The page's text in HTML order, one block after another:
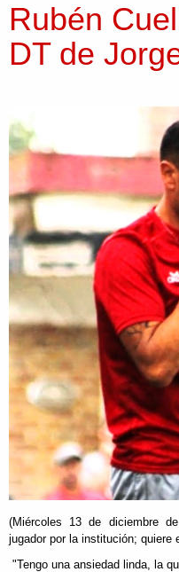
Rubén
DT de
(Miércoles 13 de diciembre
jugador por la institución; quiere
"Tengo una ansiedad linda, la